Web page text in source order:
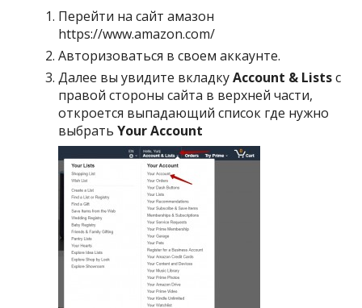
Перейти на сайт амазон
https://www.amazon.com/
Авторизоваться в своем аккаунте.
Далее вы увидите вкладкуAccount & Listsс
правой стороны сайта в верхней части,
откроется выпадающий список где нужно
выбратьYour Account